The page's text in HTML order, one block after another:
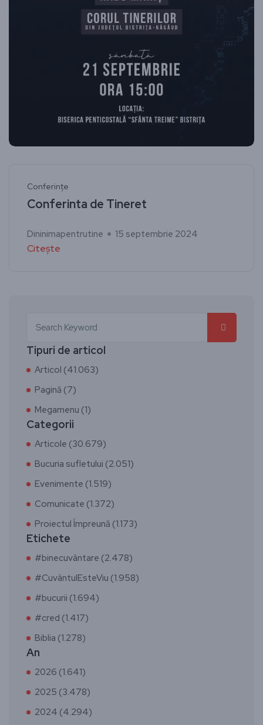
Conferințe
Conferinta de Tineret
Dininimapentrutine 15 septembrie 2024
Citește
Tipuri de articol
Articol (41.063)
Pagină (7)
Megamenu (1)
Categorii
Articole (30.679)
Bucuria sufletului (2.051)
Evenimente (1.519)
Comunicate (1.372)
Proiectul Împreună (1.173)
Etichete
#binecuvântare (2.478)
#CuvântulEsteViu (1.958)
#bucurii (1.694)
#cred (1.417)
Biblia (1.278)
An
2026 (1.641)
2025 (3.478)
2024 (4.294)